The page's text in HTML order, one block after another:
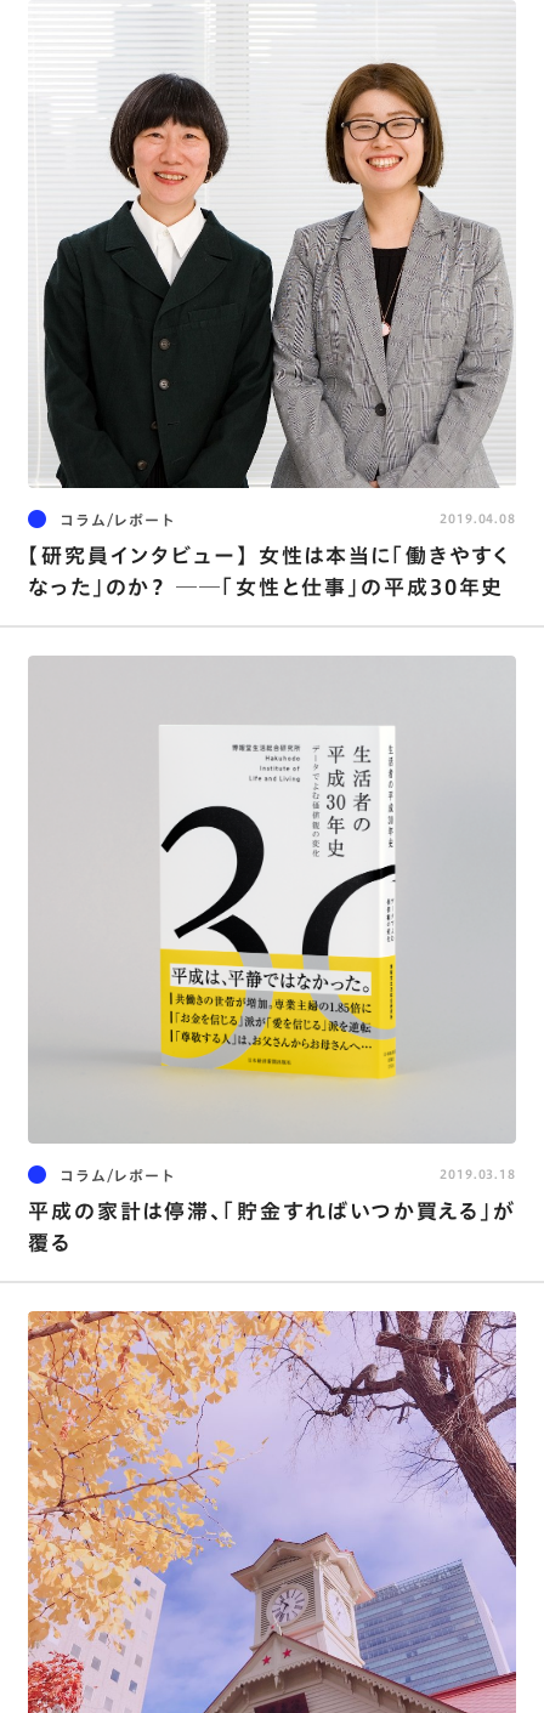
コラム/レポート
【研究員インタビュー】 女性は本当に「働きやすく
なった」のか？ ──「女性と仕事」の平成30年史
2019.04.08
コラム/レポート
平成の家計は停滞、「貯金すればいつか買える」が
覆る
2019.03.18